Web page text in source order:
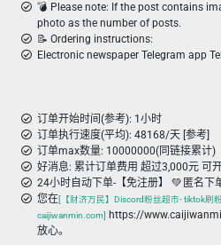
💣 Please note: If the post contains
photo as the number of posts.
📝 Ordering instructions:
Electronic newspaper Telegram app
订单开始时间(参考): 1小时
订单执行速度(平均): 48168/天 [参考]
订单max数量: 10000000(同链接累计)
好消息: 累计订单费用 超过3,000元 可
24小时自动下单-【免注册】 💚 匿名下
您在[【财济万民】Discord粉丝超市- tiktok刷
caijiwanmin.com]
https://
放心。